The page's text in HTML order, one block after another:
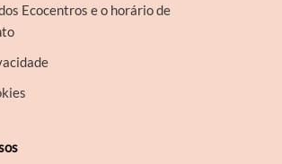
Ecocentros e o horário de